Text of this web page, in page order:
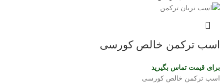
اسب ترکمن خالص کورسی
برای قیمت تماس بگیرید
اسب ترکمن خالص کورسی